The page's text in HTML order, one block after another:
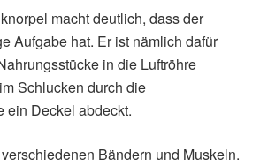
macht deutlich, dass der
Aufgabe hat. Er ist nämlich dafür
in die Luftröhre
Schlucken durch die
ein Deckel abdeckt.
Bändern und Muskeln.